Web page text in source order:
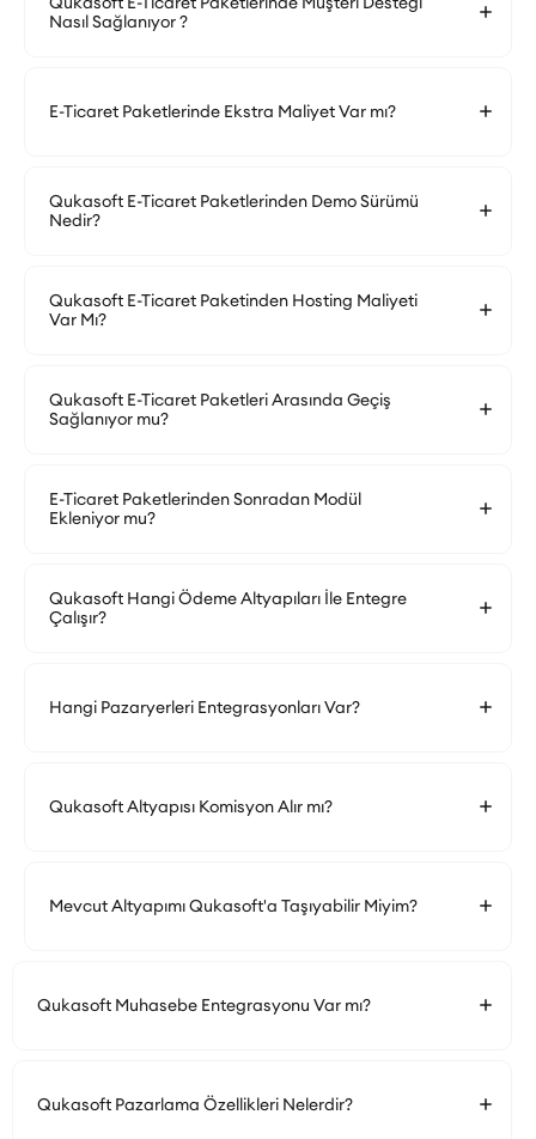
Nasıl Sağlanıyor ?
E-Ticaret Paketlerinde Ekstra Maliyet Var mı?
Qukasoft E-Ticaret Paketlerinden Demo Sürümü
Nedir?
Qukasoft E-Ticaret Paketinden Hosting Maliyeti
Var Mı?
Qukasoft E-Ticaret Paketleri Arasında Geçiş
Sağlanıyor mu?
E-Ticaret Paketlerinden Sonradan Modül
Ekleniyor mu?
Qukasoft Hangi Ödeme Altyapıları İle Entegre
Çalışır?
Hangi Pazaryerleri Entegrasyonları Var?
Qukasoft Altyapısı Komisyon Alır mı?
Mevcut Altyapımı Qukasoft'a Taşıyabilir Miyim?
Qukasoft Muhasebe Entegrasyonu Var mı?
Qukasoft Pazarlama Özellikleri Nelerdir?